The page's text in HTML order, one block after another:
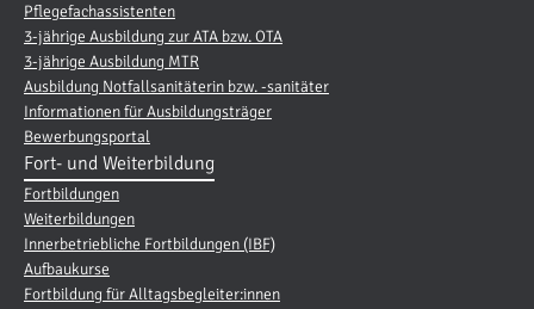
Pflegefachassistenten
3-jährige Ausbildung zur ATA bzw. OTA
3-jährige Ausbildung MTR
Ausbildung Notfallsanitäterin bzw. -sanitäter
Informationen für Ausbildungsträger
Bewerbungsportal
Fort- und Weiterbildung
Fortbildungen
Weiterbildungen
Innerbetriebliche Fortbildungen (IBF)
Aufbaukurse
Fortbildung für Alltagsbegleiter:innen